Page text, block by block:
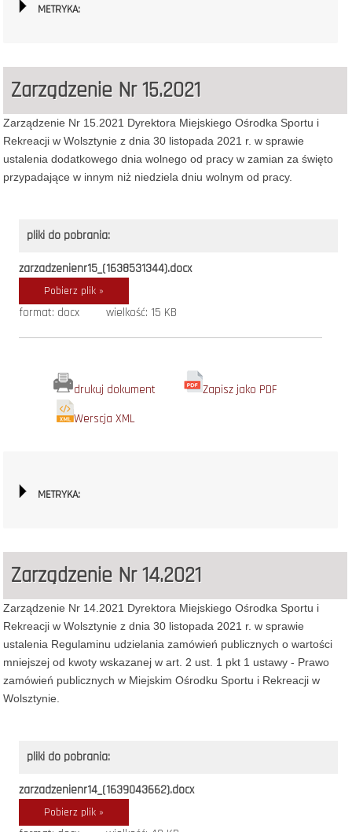
METRYKA:
Zarządzenie Nr 15.2021
Zarządzenie Nr 15.2021 Dyrektora Miejskiego Ośrodka Sportu i
Rekreacji w Wolsztynie z dnia 30 listopada 2021 r. w sprawie
ustalenia dodatkowego dnia wolnego od pracy w zamian za święto
przypadające w innym niż niedziela dniu wolnym od pracy.
pliki do pobrania:
zarzadzenienr15_(1638531344).docx
Pobierz plik »
format: docx wielkość: 15 KB
drukuj dokument
Zapisz jako PDF
Werscja XML
METRYKA:
Zarządzenie Nr 14.2021
Zarządzenie Nr 14.2021 Dyrektora Miejskiego Ośrodka Sportu i
Rekreacji w Wolsztynie z dnia 30 listopada 2021 r. w sprawie
ustalenia Regulaminu udzielania zamówień publicznych o wartości
mniejszej od kwoty wskazanej w art. 2 ust. 1 pkt 1 ustawy - Prawo
zamówień publicznych w Miejskim Ośrodku Sportu i Rekreacji w
Wolsztynie.
pliki do pobrania:
zarzadzenienr14_(1639043662).docx
Pobierz plik »